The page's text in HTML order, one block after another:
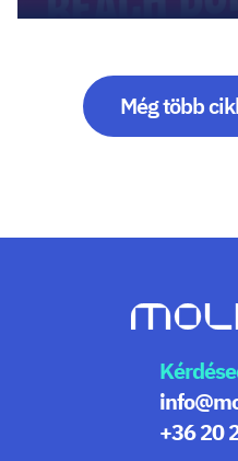
Még több
+36 20